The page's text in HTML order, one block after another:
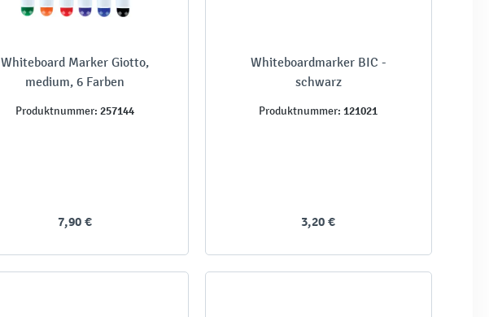
Whiteboard Marker Giotto,
medium, 6 Farben
Produktnummer: 257144
7,90 €
Whiteboardmarker BIC -
schwarz
Produktnummer: 121021
3,20 €